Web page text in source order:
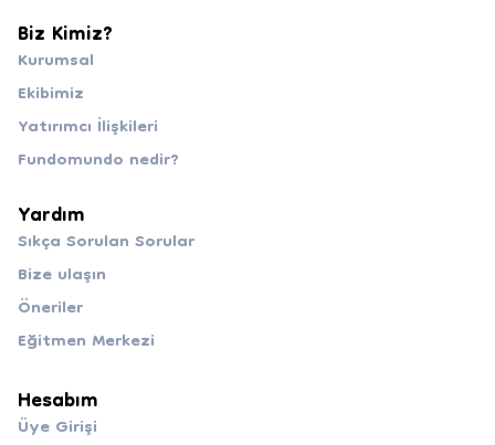
Biz Kimiz?
Kurumsal
Ekibimiz
Yatırımcı İlişkileri
Fundomundo nedir?
Yardım
Sıkça Sorulan Sorular
Bize ulaşın
Öneriler
Eğitmen Merkezi
Hesabım
Üye Girişi